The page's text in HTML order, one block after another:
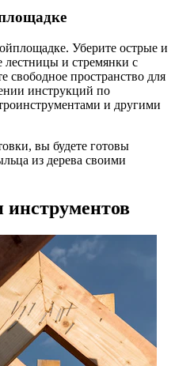
Уберите острые и
лестницы и стремянки с
свободное пространство для
инструкций по
и другими
вы будете готовы
из дерева своими
инструментов